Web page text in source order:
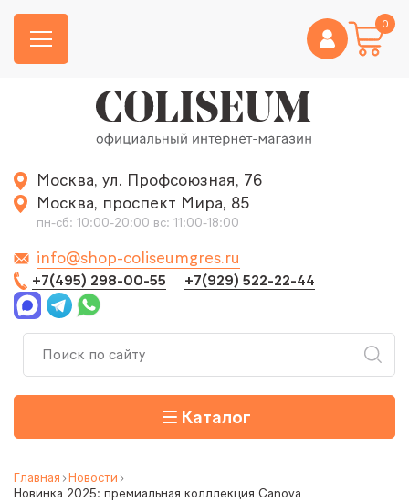
0
Москва, ул. Профсоюзная, 76
Москва, проспект Мира, 85
пн-сб: 10:00-20:00 вс: 11:00-18:00
info@shop-coliseumgres.ru
+7(495) 298-00-55 +7(929) 522-22-44
Каталог
Главная Новости
Новинка 2025: премиальная колллекция Canova